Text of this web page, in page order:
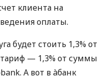
клиента на
оплаты.
будет стоить 1,3% от
— 1,3% от суммы
А вот в àбанк